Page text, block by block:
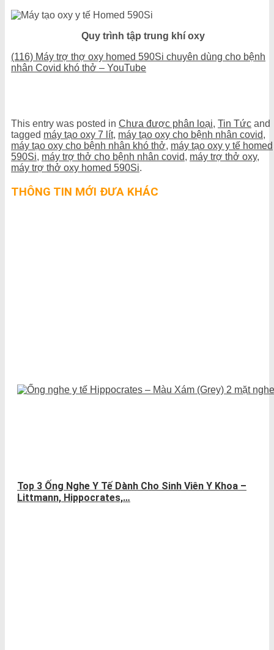
Quy trình tập trung khí oxy
(116) Máy trợ thợ oxy homed 590Si chuyên dùng cho bệnh
nhân Covid khó thở – YouTube
This entry was posted in Chưa được phân loại, Tin Tức and
tagged máy tạo oxy 7 lít, máy tạo oxy cho bệnh nhân covid,
máy tạo oxy cho bệnh nhân khó thở, máy tạo oxy y tế homed
590Si, máy trợ thở cho bệnh nhân covid, máy trợ thở oxy,
máy trợ thở oxy homed 590Si.
THÔNG TIN MỚI ĐƯA KHÁC
Top 3 Ống Nghe Y Tế Dành Cho Sinh Viên Y Khoa –
Littmann, Hippocrates,…